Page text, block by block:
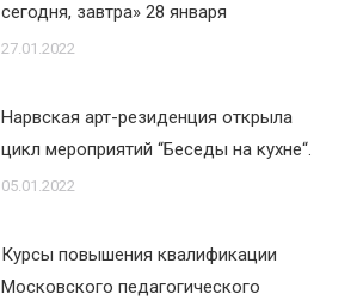
сегодня, завтра» 28 января
27.01.2022
Нарвская арт-резиденция открыла
цикл мероприятий “Беседы на кухне“.
05.01.2022
Курсы повышения квалификации
Московского педагогического